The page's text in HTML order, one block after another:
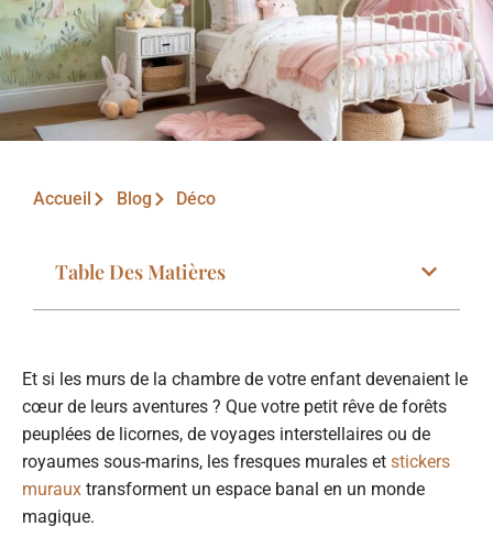
Accueil Blog Déco
Table Des Matières
Et si les murs de la chambre de votre enfant devenaient le
cœur de leurs aventures ? Que votre petit rêve de forêts
peuplées de licornes, de voyages interstellaires ou de
royaumes sous-marins, les fresques murales et stickers
muraux transforment un espace banal en un monde
magique.